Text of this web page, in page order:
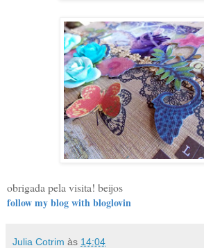
obrigada pela visita! beijos
follow my blog with bloglovin
Julia Cotrim às 14:04